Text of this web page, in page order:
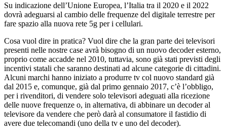
Su indicazione dell’Unione Europea, l’Italia tra il 2020 e il 2022
dovrà adeguarsi al cambio delle frequenze del digitale terrestre per
fare spazio alla nuova rete 5g per i cellulari.
Cosa vuol dire in pratica? Vuol dire che la gran parte dei televisori
presenti nelle nostre case avrà bisogno di un nuovo decoder esterno,
proprio come accadde nel 2010, tuttavia, sono già stati previsti degli
incentivi statali che saranno destinati ad alcune categorie di cittadini.
Alcuni marchi hanno iniziato a produrre tv col nuovo standard già
dal 2015 e, comunque, già dal primo gennaio 2017, c’è l’obbligo,
per i rivenditori, di vendere solo televisori adeguati alla ricezione
delle nuove frequenze o, in alternativa, di abbinare un decoder al
televisore da vendere che però darà al consumatore il fastidio di
avere due telecomandi (uno della tv e uno del decoder).